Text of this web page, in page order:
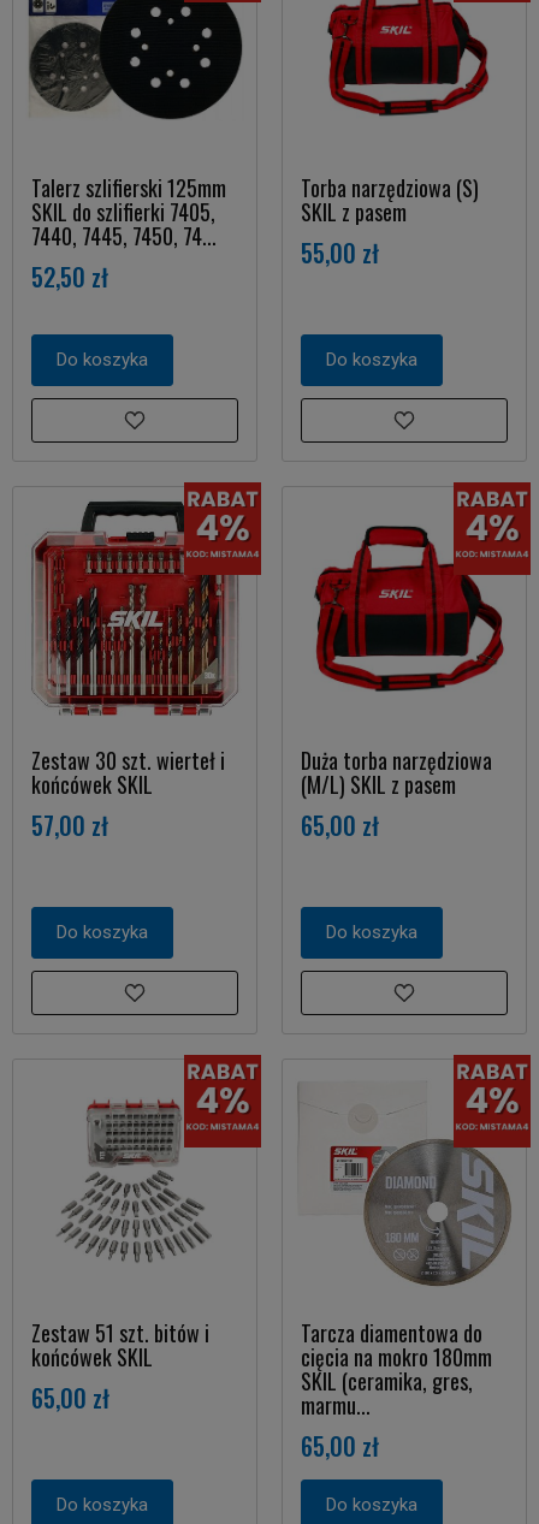
Talerz szlifierski 125mm
SKIL do szlifierki 7405,
7440, 7445, 7450, 74...
52,50 zł
Do koszyka
Torba narzędziowa (S)
SKIL z pasem
55,00 zł
Do koszyka
Zestaw 30 szt. wierteł i
końcówek SKIL
57,00 zł
Do koszyka
Duża torba narzędziowa
(M/L) SKIL z pasem
65,00 zł
Do koszyka
Zestaw 51 szt. bitów i
końcówek SKIL
65,00 zł
Do koszyka
Tarcza diamentowa do
cięcia na mokro 180mm
SKIL (ceramika, gres,
marmu...
65,00 zł
Do koszyka